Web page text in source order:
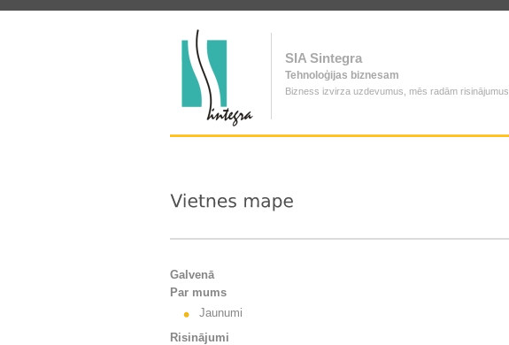
SIA Sintegra
Tehnoloģijas biznesam
Bizness izvirza uzdevumus, mēs radām risinājumus
Galvenā
Par mums
Jaunumi
Risinājumi